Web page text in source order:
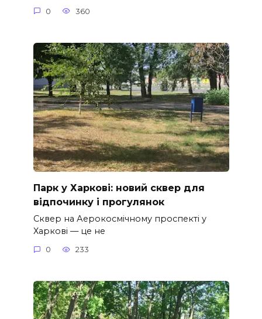
0 360
Парк у Харкові: новий сквер для
відпочинку і прогулянок
Сквер на Аерокосмічному проспекті у
Харкові — це не
0 233